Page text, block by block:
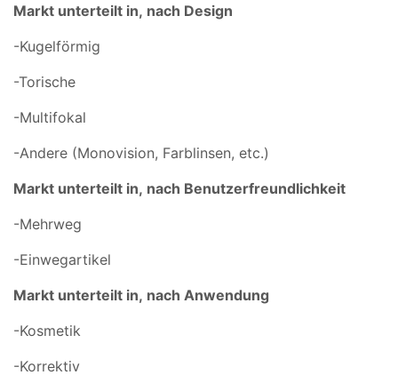
Markt unterteilt in, nach Design
-Kugelförmig
-Torische
-Multifokal
-Andere (Monovision, Farblinsen, etc.)
Markt unterteilt in, nach Benutzerfreundlichkeit
-Mehrweg
-Einwegartikel
Markt unterteilt in, nach Anwendung
-Kosmetik
-Korrektiv